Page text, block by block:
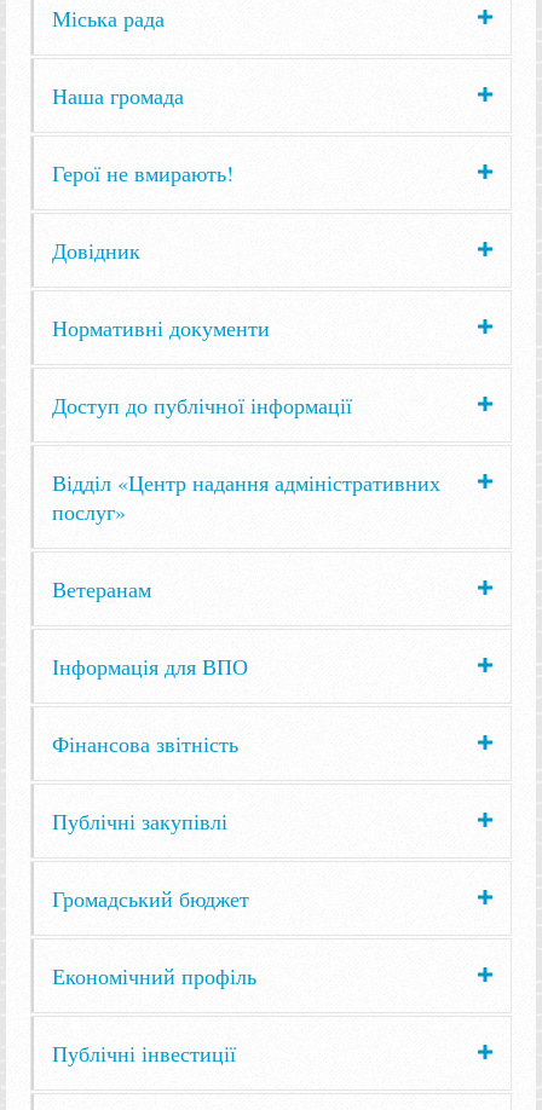
Міська рада
Наша громада
Герої не вмирають!
Довідник
Нормативні документи
Доступ до публічної інформації
Відділ «Центр надання адміністративних
послуг»
Ветеранам
Інформація для ВПО
Фінансова звітність
Публічні закупівлі
Громадський бюджет
Економічний профіль
Публічні інвестиції